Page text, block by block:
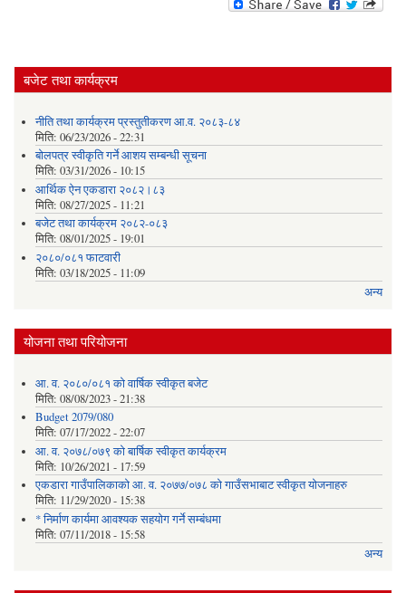
बजेट तथा कार्यक्रम
नीति तथा कार्यक्रम प्रस्तुतीकरण आ.व. २०८३-८४
मिति: 06/23/2026 - 22:31
बोलपत्र स्वीकृति गर्ने आशय सम्बन्धी सूचना
मिति: 03/31/2026 - 10:15
आर्थिक ऐन एकडारा २०८२।८३
मिति: 08/27/2025 - 11:21
बजेट तथा कार्यक्रम २०८२-०८३
मिति: 08/01/2025 - 19:01
२०८०/०८१ फाटवारी
मिति: 03/18/2025 - 11:09
अन्य
योजना तथा परियोजना
आ. व. २०८०/०८१ को वार्षिक स्वीकृत बजेट
मिति: 08/08/2023 - 21:38
Budget 2079/080
मिति: 07/17/2022 - 22:07
आ. व. २०७८/०७९ को बार्षिक स्वीकृत कार्यक्रम
मिति: 10/26/2021 - 17:59
एकडारा गाउँपालिकाको आ. व. २०७७/०७८ को गाउँसभाबाट स्वीकृत योजनाहरु
मिति: 11/29/2020 - 15:38
* निर्माण कार्यमा आवश्यक सहयोग गर्ने सम्बंधमा
मिति: 07/11/2018 - 15:58
अन्य